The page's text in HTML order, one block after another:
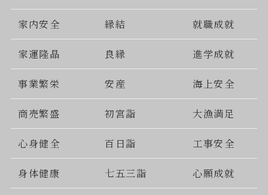
家内安全 縁結 就職成就
家運隆晶 良縁 進学成就
事業繁栄 安産 海上安全
商売繁盛 初宮詣 大漁満足
心身健全 百日詣 工事安全
身体健康 七五三詣 心願成就